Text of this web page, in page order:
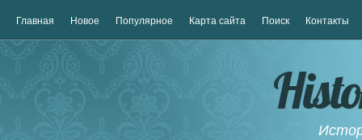
Главная Новое Популярное Карта сайта Поиск Контакты